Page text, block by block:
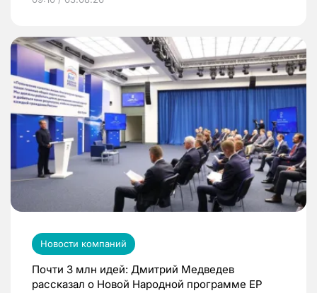
Новости компаний
Почти 3 млн идей: Дмитрий Медведев
рассказал о Новой Народной программе ЕР